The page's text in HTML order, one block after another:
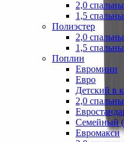
2,0
1,5
Полиэстер
2,0
1,5
Поплин
Евромини
Евро
Детский в
2,0
Семейный
Евромакси